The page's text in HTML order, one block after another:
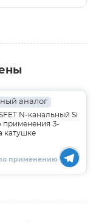
аналог
N-канальный Si
применения 3-
катушке
применению